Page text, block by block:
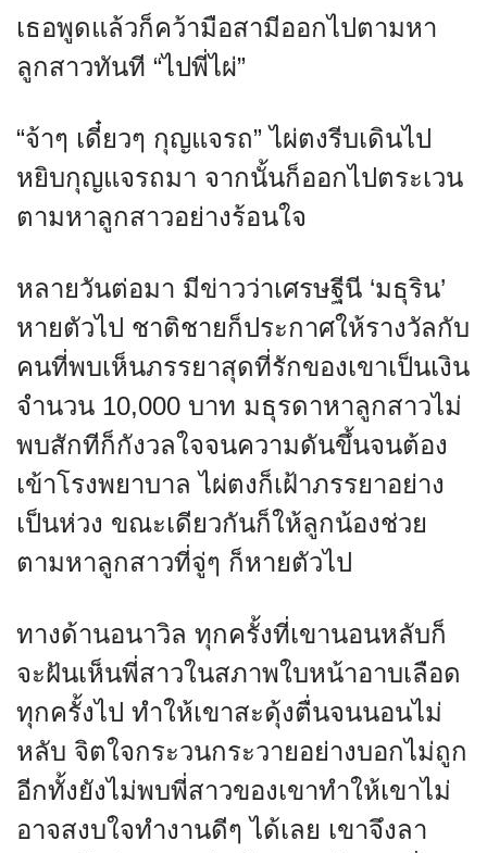
เธอพูดแล้วก็คว้ามือสามีออกไปตามหา
ลูกสาวทันที “ไปพี่ไผ่”
“จ้าๆ เดี๋ยวๆ กุญแจรถ” ไผ่ตงรีบเดินไป
หยิบกุญแจรถมา จากนั้นก็ออกไปตระเวน
ตามหาลูกสาวอย่างร้อนใจ
หลายวันต่อมา มีข่าวว่าเศรษฐีนี ‘มธุริน’
หายตัวไป ชาติชายก็ประกาศให้รางวัลกับ
คนที่พบเห็นภรรยาสุดที่รักของเขาเป็นเงิน
จำนวน 10,000 บาท มธุรดาหาลูกสาวไม่
พบสักทีก็กังวลใจจนความดันขึ้นจนต้อง
เข้าโรงพยาบาล ไผ่ตงก็เฝ้าภรรยาอย่าง
เป็นห่วง ขณะเดียวกันก็ให้ลูกน้องช่วย
ตามหาลูกสาวที่จู่ๆ ก็หายตัวไป
ทางด้านอนาวิล ทุกครั้งที่เขานอนหลับก็
จะฝันเห็นพี่สาวในสภาพใบหน้าอาบเลือด
ทุกครั้งไป ทำให้เขาสะดุ้งตื่นจนนอนไม่
หลับ จิตใจกระวนกระวายอย่างบอกไม่ถูก
อีกทั้งยังไม่พบพี่สาวของเขาทำให้เขาไม่
อาจสงบใจทำงานดีๆ ได้เลย เขาจึงลา